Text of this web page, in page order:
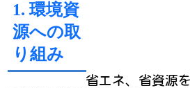
1. 環境資
源への取
り組み
省エネ、省資源を推